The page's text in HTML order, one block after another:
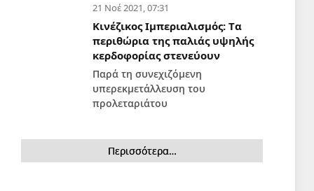
7 Αυγ 2026, 00:01
ΚΟΝΤΡΕΣ
Εσύ σε τι είδος οικογένειας
ανήκεις;
6 Αυγ 2026, 19:11
Οικότροφοι Φοιτητικής Εστίας
Αθηνών: Κυβέρνηση και
21 Νοέ 2021, 07:31
Κινέζικος Ιμπεριαλισμός: Tα
περιθώρια της παλιάς υψηλής
κερδοφορίας στενεύουν
Παρά τη συνεχιζόμενη
υπερεκμετάλλευση του
προλεταριάτου
Περισσότερα…